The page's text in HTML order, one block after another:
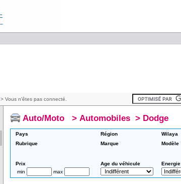
> Vous n'êtes pas connecté.
Auto/Moto > Automobiles> Dodge
Pays Région Wilaya
Rubrique
Marque Modèle
Prix
Age du véhicule
Energie
min
max